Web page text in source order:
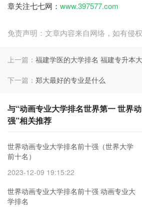
章关注七七网： www.397577.com
免责声明：文章内容来自网络，如有侵
上一篇： 福建学医的大学排名 福建专升本
下一篇： 郑大最好的专业是什么
与“动画专业大学排名世界第一 世界
强”相关推荐
世界动画专业大学排名前十强（世界大学
前十名）
2023-12-09 19:15:22
世界动画专业大学排名前十强 动画专业大
学排名